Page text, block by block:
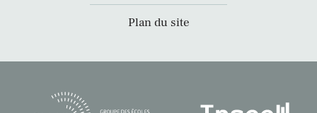
Plan du site